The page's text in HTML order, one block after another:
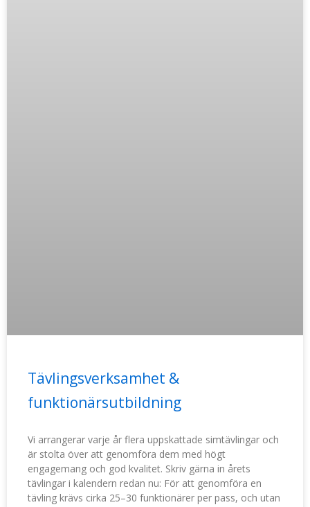
Tävlingsverksamhet &
funktionärsutbildning
Vi arrangerar varje år flera uppskattade simtävlingar och
är stolta över att genomföra dem med högt
engagemang och god kvalitet. Skriv gärna in årets
tävlingar i kalendern redan nu: För att genomföra en
tävling krävs cirka 25–30 funktionärer per pass, och utan